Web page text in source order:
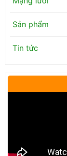
Sản phẩm
Tin tức